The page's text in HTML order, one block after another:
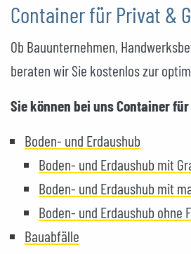
Container für Privat &
Ob Bauunternehmen,
beraten wir Sie kostenlos zur
Sie können bei uns Container
Boden- und Erdaushub
Boden- und Erdaushub mit
Boden- und Erdaushub mit
Boden- und Erdaushub ohne
Bauabfälle